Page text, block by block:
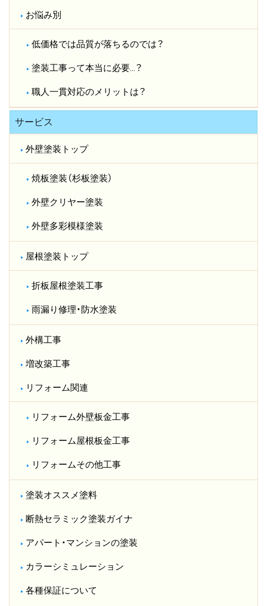
お悩み別
低価格では品質が落ちるのでは？​
塗装工事って本当に必要…？​
職人一貫対応のメリットは？​
サービス
外壁塗装トップ
焼板塗装（杉板塗装）
外壁クリヤー塗装
外壁多彩模様塗装
屋根塗装トップ
折板屋根塗装工事
雨漏り修理・防水塗装
外構工事
増改築工事
リフォーム関連
リフォーム外壁板金工事
リフォーム屋根板金工事
リフォームその他工事
塗装オススメ塗料
断熱セラミック塗装ガイナ
アパート・マンションの塗装
カラーシミュレーション
各種保証について